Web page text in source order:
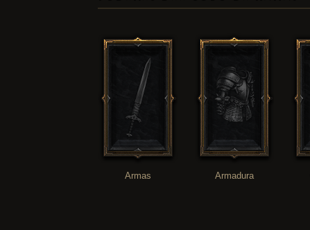
Armas Armadura